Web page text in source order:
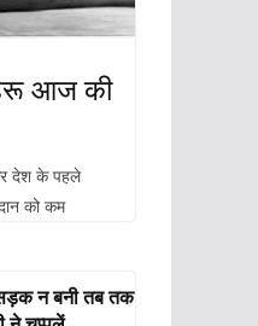
आज की
देश के पहले
को कम
न बनी तब तक